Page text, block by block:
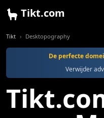
Tikt.com
Tikt Desktopography
De perfecte
Verwijder